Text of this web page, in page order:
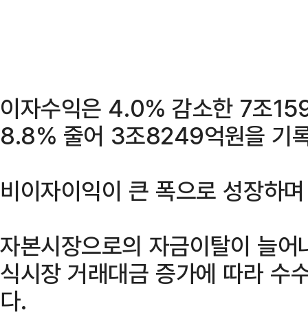
이자수익은 4.0% 감소한 7조
8.8% 줄어 3조8249억원을 기
비이자이익이 큰 폭으로 성장하
자본시장으로의 자금이탈이 늘
식시장 거래대금 증가에 따라 수
다.